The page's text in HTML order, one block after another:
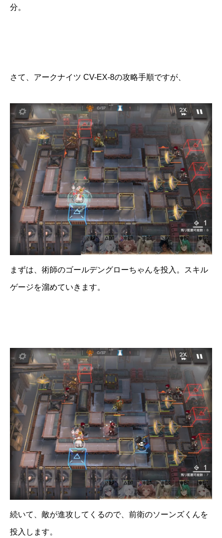
分。
さて、アークナイツ CV-EX-8の攻略手順ですが、
まずは、術師のゴールデングローちゃんを投入。スキル
ゲージを溜めていきます。
続いて、敵が進攻してくるので、前衛のソーンズくんを
投入します。